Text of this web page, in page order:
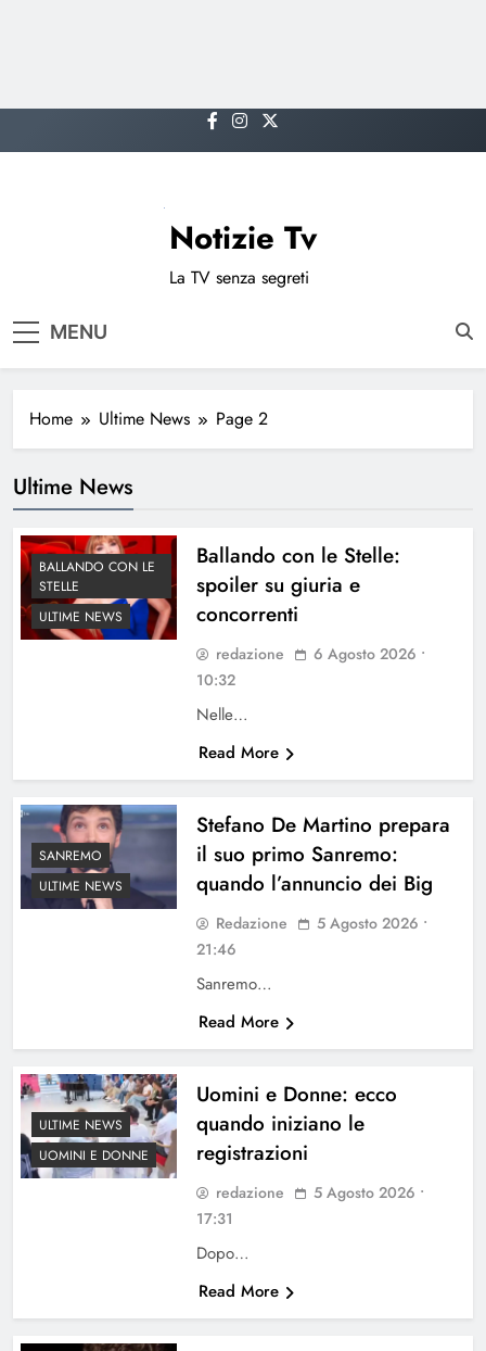
to
Notizie Tv
La TV senza segreti
MENU
Home Ultime News Page 2
Ultime News
BALLANDO CON LE
STELLE
ULTIME NEWS
Ballando con le Stelle:
spoiler su giuria e
concorrenti
redazione
6 Agosto 2026 •
10:32
Nelle…
Read More
SANREMO
ULTIME NEWS
Stefano De Martino prepara
il suo primo Sanremo:
quando l’annuncio dei Big
Redazione
5 Agosto 2026 •
21:46
Sanremo…
Read More
ULTIME NEWS
UOMINI E DONNE
Uomini e Donne: ecco
quando iniziano le
registrazioni
redazione
5 Agosto 2026 •
17:31
Dopo…
Read More